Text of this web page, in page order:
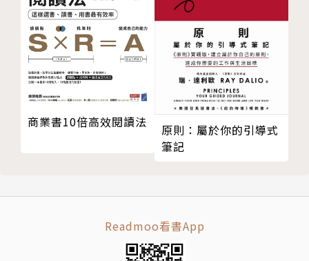
一、客戶實用性創新
二、創新管理
三、資訊化管理創新
案例1:豐田的「球隊型」組織
案例2:本田的自由式環境
第八章 BMW的客戶關係管理
一、Top Drive
商業書10倍高效閱讀法
原則：屬於你的引導式
筆記
Readmoo看書App